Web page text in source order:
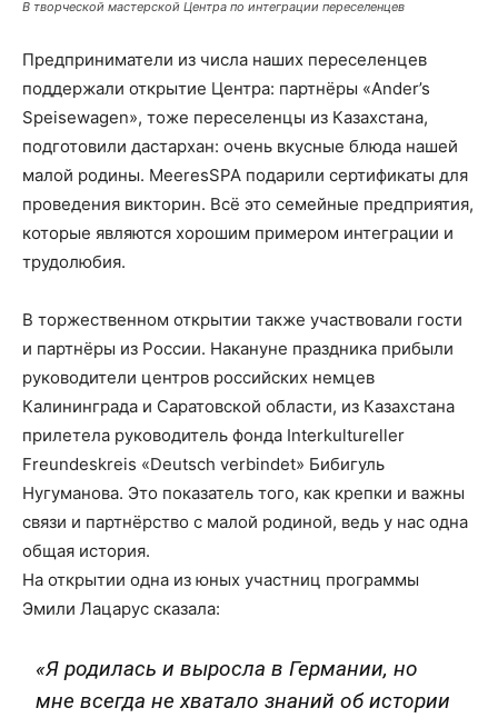
В творческой мастерской Центра по интеграции переселенцев
Предприниматели из числа наших переселенцев
поддержали открытие Центра: партнёры «Ander’s
Speisewagen», тоже переселенцы из Казахстана,
подготовили дастархан: очень вкусные блюда нашей
малой родины. MeeresSPA подарили сертификаты для
проведения викторин. Всё это семейные предприятия,
которые являются хорошим примером интеграции и
трудолюбия.
В торжественном открытии также участвовали гости
и партнёры из России. Накануне праздника прибыли
руководители центров российских немцев
Калининграда и Саратовской области, из Казахстана
прилетела руководитель фонда Interkultureller
Freundeskreis «Deutsch verbindet» Бибигуль
Нугуманова. Это показатель того, как крепки и важны
связи и партнёрство с малой родиной, ведь у нас одна
общая история.
На открытии одна из юных участниц программы
Эмили Лацарус сказала:
«Я родилась и выросла в Германии, но
мне всегда не хватало знаний об истории